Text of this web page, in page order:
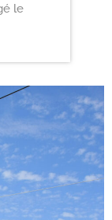
le